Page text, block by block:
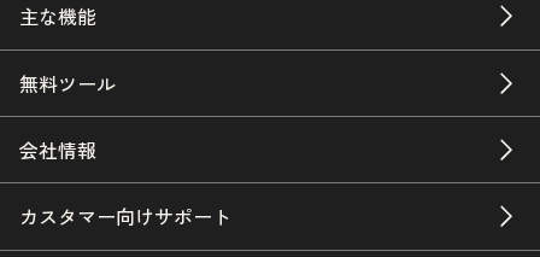
主な機能
無料ツール
会社情報
カスタマー向けサポート